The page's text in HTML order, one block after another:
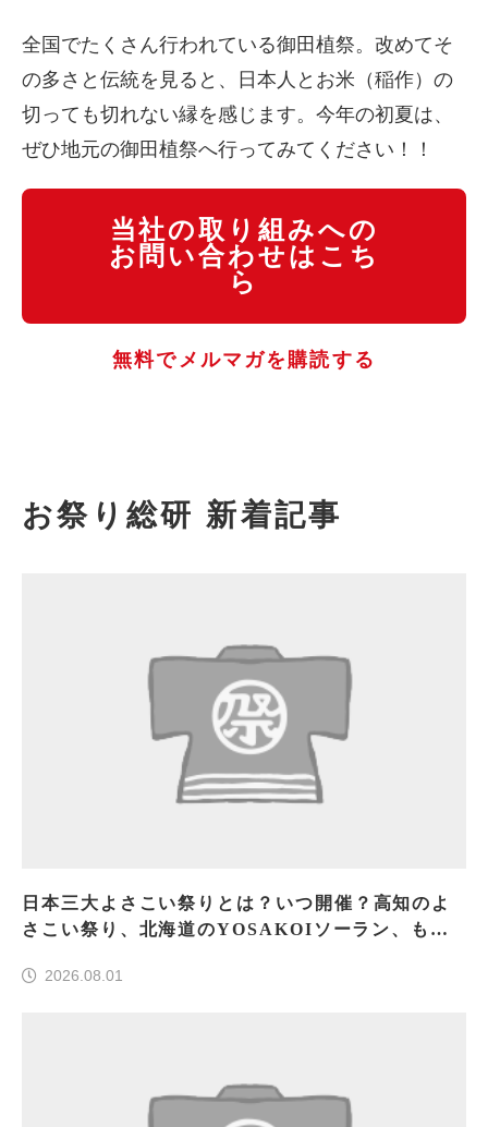
全国でたくさん行われている御田植祭。改めてそ
の多さと伝統を見ると、日本人とお米（稲作）の
切っても切れない縁を感じます。今年の初夏は、
ぜひ地元の御田植祭へ行ってみてください！！
当社の取り組みへの
お問い合わせはこち
ら
無料でメルマガを購読する
お祭り総研 新着記事
日本三大よさこい祭りとは？いつ開催？高知のよ
さこい祭り、北海道のYOSAKOIソーラン、もう
2026.08.01